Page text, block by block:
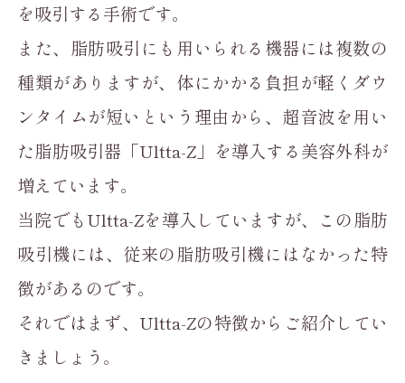
を吸引する手術です。
また、脂肪吸引にも用いられる機器には複数の
種類がありますが、体にかかる負担が軽くダウ
ンタイムが短いという理由から、超音波を用い
た脂肪吸引器「Ultta-Z」を導入する美容外科が
増えています。
当院でもUltta-Zを導入していますが、この脂肪
吸引機には、従来の脂肪吸引機にはなかった特
徴があるのです。
それではまず、Ultta-Zの特徴からご紹介してい
きましょう。